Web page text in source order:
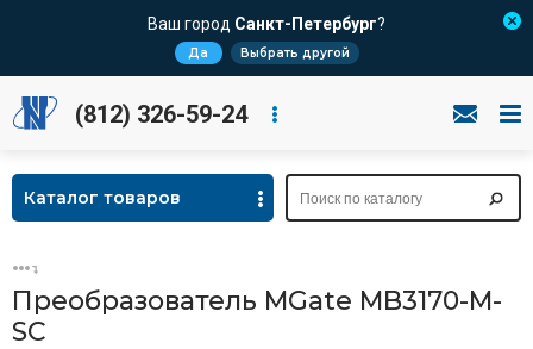
Ваш город Санкт-Петербург?
Да Выбрать другой
(812) 326-59-24
Каталог товаров
Преобразователь MGate MB3170-M-
SC